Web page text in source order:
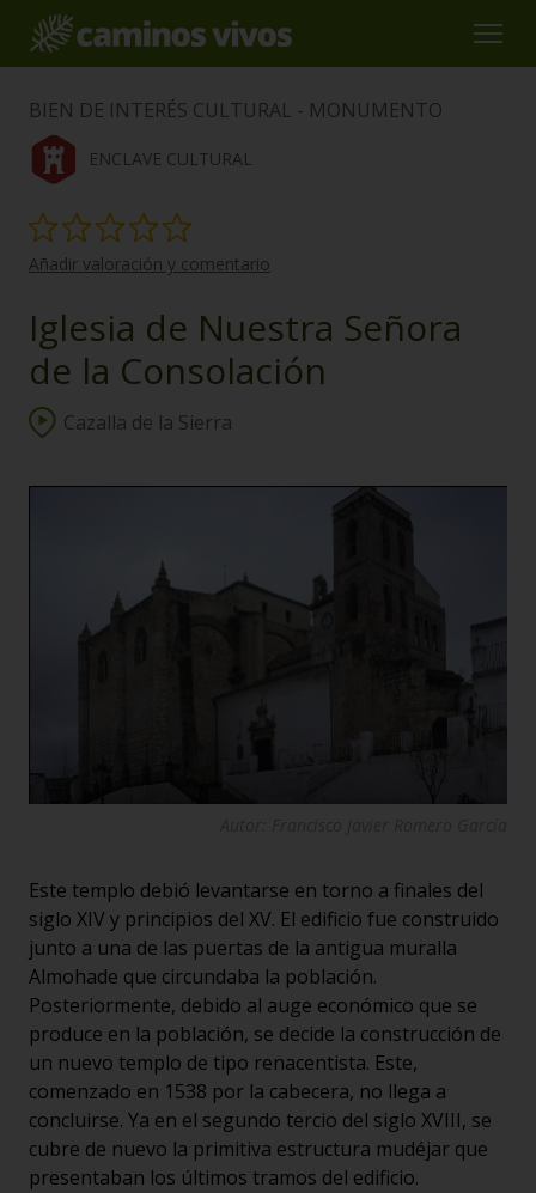
BIEN DE INTERÉS CULTURAL - MONUMENTO
ENCLAVE CULTURAL
Añadir valoración y comentario
Iglesia de Nuestra Señora
de la Consolación
Cazalla de la Sierra
Este templo debió levantarse en torno a finales del
siglo XIV y principios del XV. El edificio fue construido
junto a una de las puertas de la antigua muralla
Almohade que circundaba la población.
Posteriormente, debido al auge económico que se
produce en la población, se decide la construcción de
un nuevo templo de tipo renacentista. Este,
comenzado en 1538 por la cabecera, no llega a
concluirse. Ya en el segundo tercio del siglo XVIII, se
cubre de nuevo la primitiva estructura mudéjar que
presentaban los últimos tramos del edificio.